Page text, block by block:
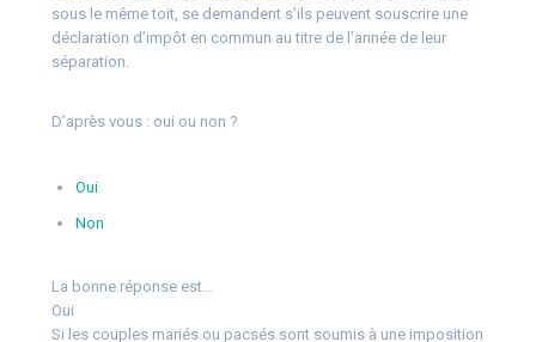
sous le même toit, se demandent s’ils peuvent souscrire une
déclaration d’impôt en commun au titre de l’année de leur
séparation.
D’après vous : oui ou non ?
Oui
Non
La bonne réponse est…
Oui
Si les couples mariés ou pacsés sont soumis à une imposition